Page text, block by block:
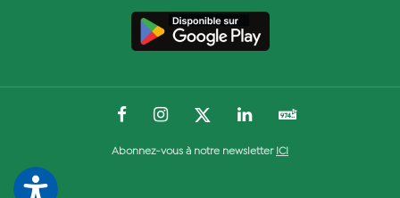
Abonnez-vous à notre newsletter ICI